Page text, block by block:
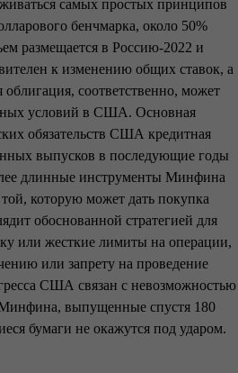
самых простых принципов
бенчмарка, около 50%
размещается в Россию-2022 и
к изменению общих ставок, а
соответственно, может
условий в США. Основная
обязательств США кредитная
выпусков в последующие годы
длинные инструменты Минфина
которую может дать покупка
обоснованной стратегией для
или жесткие лимиты на операции,
или запрету на проведение
США связан с невозможностью
Минфина, выпущенные спустя 180
бумаги не окажутся под ударом.